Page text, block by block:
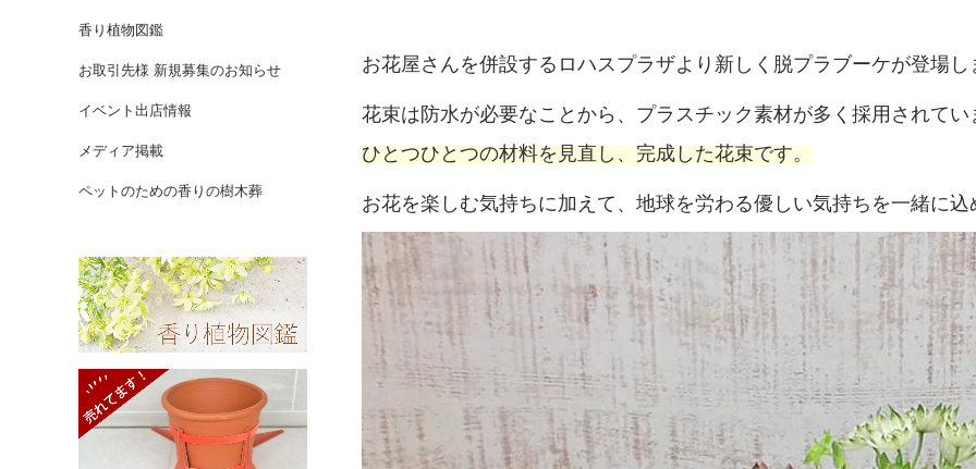
お花屋さんを併設するロハスプラザより新しく脱プラブーケが登場
花束は防水が必要なことから、プラスチック素材が多く採用されてい
ひとつひとつの材料を見直し、完成した花束です。
お花を楽しむ気持ちに加えて、地球を労わる優しい気持ちを一緒に
香り植物図鑑
お取引先様 新規募集のお知らせ
イベント出店情報
メディア掲載
ペットのための香りの樹木葬